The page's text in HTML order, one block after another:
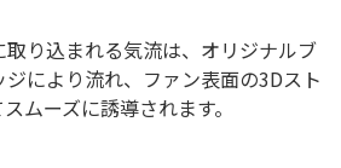
り込まれる気流は、オリジナルブ
により流れ、ファン表面の3Dスト
ムーズに誘導されます。